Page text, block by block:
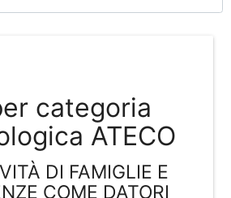
categoria
ATECO
DI FAMIGLIE E
COME DATORI